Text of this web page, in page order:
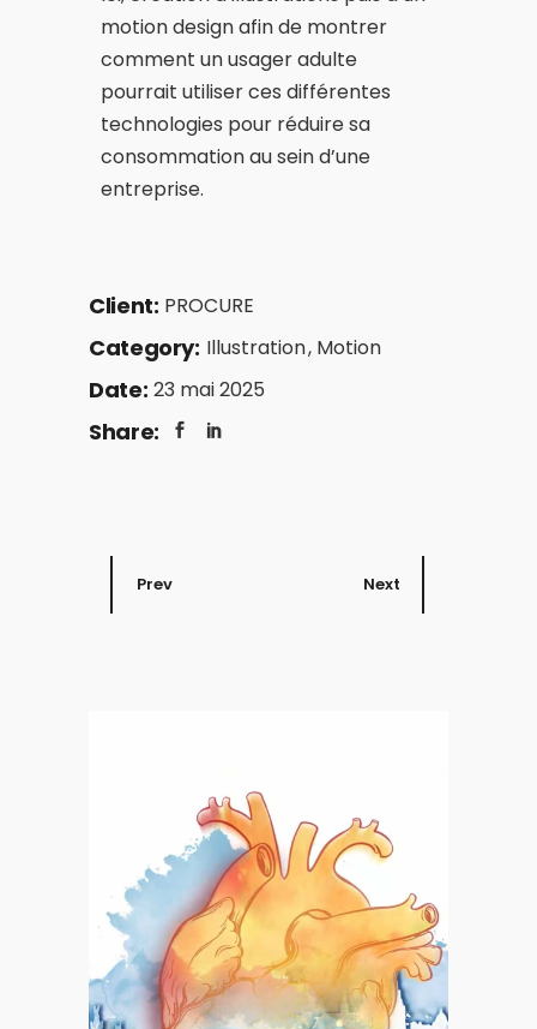
motion design afin de montrer
comment un usager adulte
pourrait utiliser ces différentes
technologies pour réduire sa
consommation au sein d’une
entreprise.
Client: PROCURE
Category: Illustration Motion
Date: 23 mai 2025
Share:
Prev Next
Motion